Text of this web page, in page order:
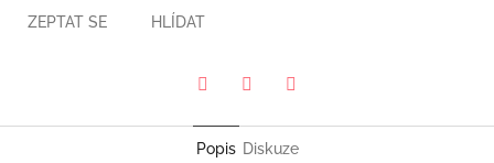
ZEPTAT SE HLÍDAT
Popis Diskuze